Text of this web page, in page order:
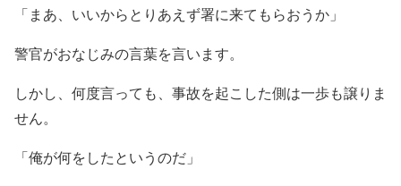
「まあ、いいからとりあえず署に来てもらおうか」
警官がおなじみの言葉を言います。
しかし、何度言っても、事故を起こした側は一歩も譲りま
せん。
「俺が何をしたというのだ」